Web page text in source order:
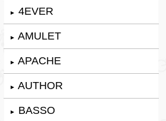
► 4EVER
► AMULET
► APACHE
► AUTHOR
► BASSO